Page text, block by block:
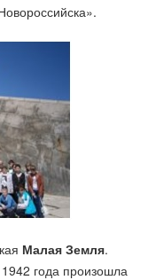
Малая Земля.
года произошла